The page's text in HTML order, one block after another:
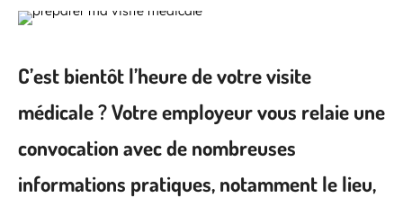
C’est bientôt l’heure de votre visite
médicale ? Votre employeur vous relaie une
convocation avec de nombreuses
informations pratiques, notamment le lieu,